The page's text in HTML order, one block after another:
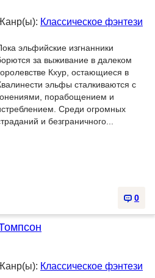
Классическое фэнтези
эльфийские изгнанники
за выживание в далеком
Кхур, остающиеся в
эльфы сталкиваются с
порабощением и
Среди огромных
и безграничного...
0
Классическое фэнтези